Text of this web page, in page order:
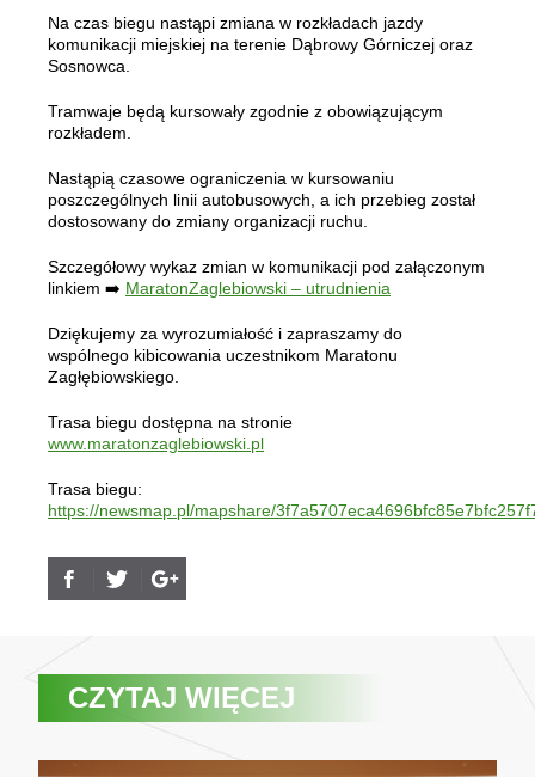
Na czas biegu nastąpi zmiana w rozkładach jazdy
komunikacji miejskiej na terenie Dąbrowy Górniczej oraz
Sosnowca.
Tramwaje będą kursowały zgodnie z obowiązującym
rozkładem.
Nastąpią czasowe ograniczenia w kursowaniu
poszczególnych linii autobusowych, a ich przebieg został
dostosowany do zmiany organizacji ruchu.
Szczegółowy wykaz zmian w komunikacji pod załączonym
linkiem ➡️ MaratonZaglebiowski – utrudnienia
Dziękujemy za wyrozumiałość i zapraszamy do
wspólnego kibicowania uczestnikom Maratonu
Zagłębiowskiego.
Trasa biegu dostępna na stronie
www.maratonzaglebiowski.pl
Trasa biegu:
https://newsmap.pl/mapshare/
CZYTAJ WIĘCEJ